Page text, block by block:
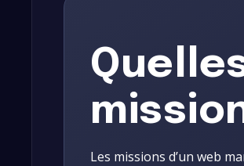
Les missions d’un web